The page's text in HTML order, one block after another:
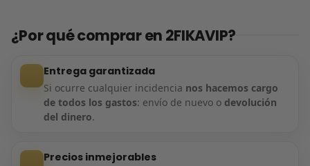
¿Por qué comprar en 2FIKAVIP?
Entrega garantizada
Si ocurre cualquier incidencia nos hacemos cargo
de todos los gastos: envío de nuevo o devolución
del dinero.
Precios inmejorables